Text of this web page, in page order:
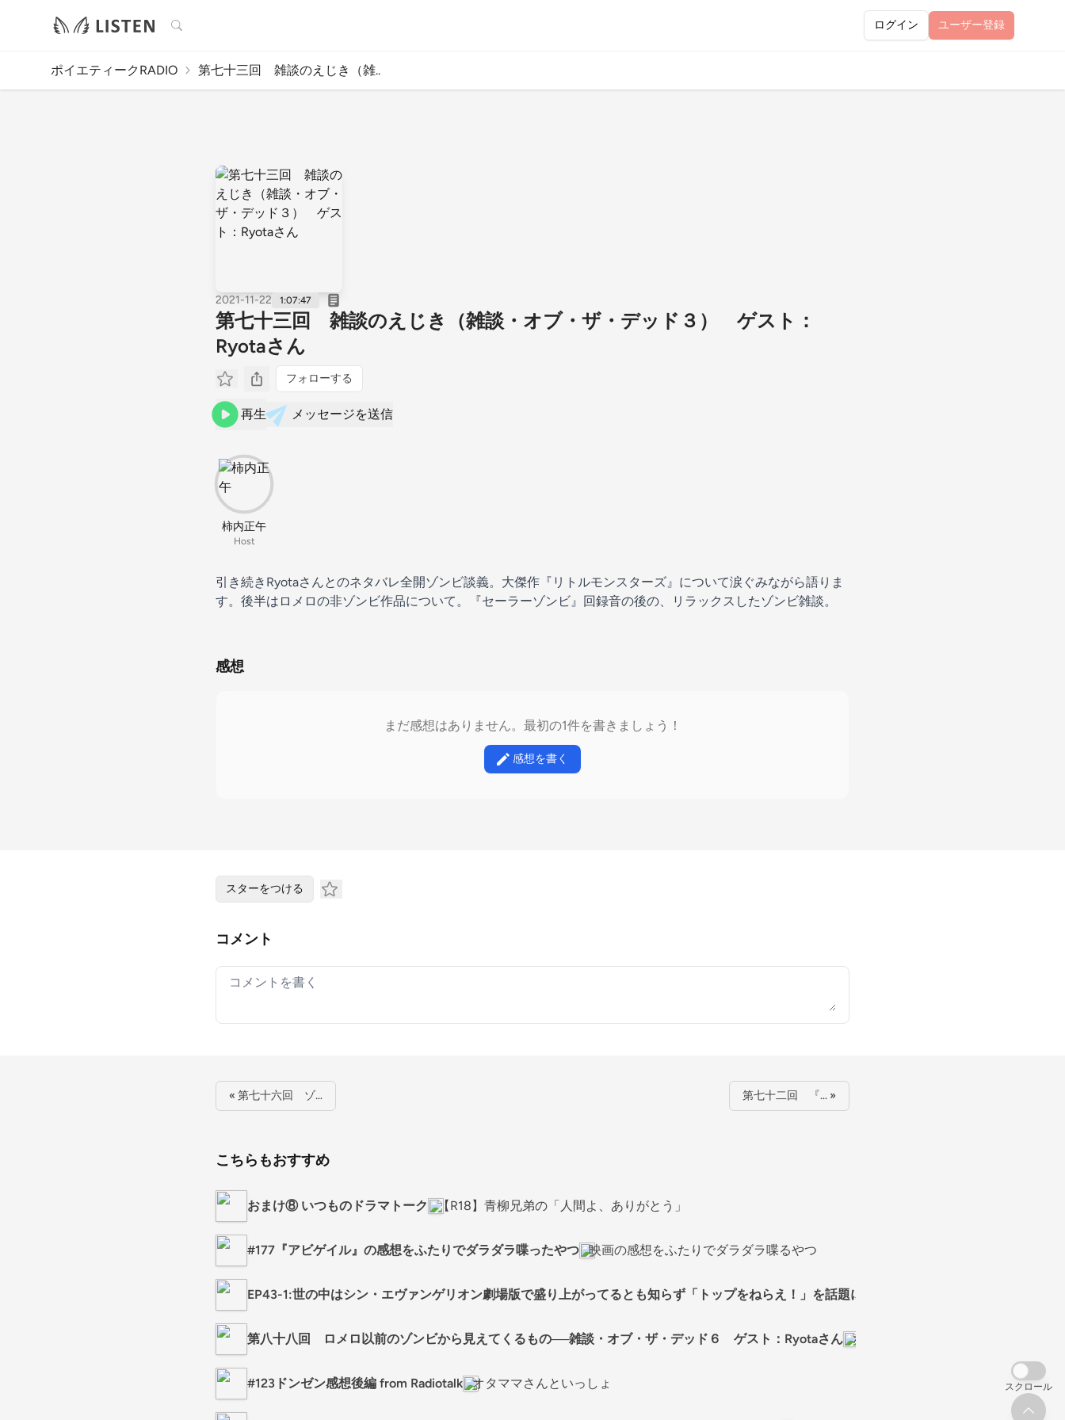
検索 ログイン ユーザー登録
ポイエティークRADIO 第七十三回 雑談のえじき（雑..
2021-11-22 1:07:47
第七十三回 雑談のえじき（雑談・オブ・ザ・デッド３） ゲスト：
Ryotaさん
フォローする
再生 メッセージを送信
柿内正午
Host
引き続きRyotaさんとのネタバレ全開ゾンビ談義。大傑作『リトルモンスターズ』について涙ぐみながら語りま
す。後半はロメロの非ゾンビ作品について。『セーラーゾンビ』回録音の後の、リラックスしたゾンビ雑談。
感想
まだ感想はありません。最初の1件を書きましょう！
感想を書く
スターをつける
コメント
Your comment
« 第七十六回 ゾ… 第七十二回 『… »
こちらもおすすめ
おまけ⑧ いつものドラマトーク 【R18】青柳兄弟の「人間よ、ありがとう」
#177『アビゲイル』の感想をふたりでダラダラ喋ったやつ 映画の感想をふたりでダラダラ喋るやつ
EP43-1:世の中はシン・エヴァンゲリオン劇場版で盛り上がってるとも知らず「トップをねらえ！」を話題にするパラレルラジオ
第八十八回 ロメロ以前のゾンビから見えてくるもの──雑談・オブ・ザ・デッド６ ゲスト：Ryotaさん ポイエティークRADIO
#123ドンゼン感想後編 from Radiotalk オタママさんといっしょ スクロール